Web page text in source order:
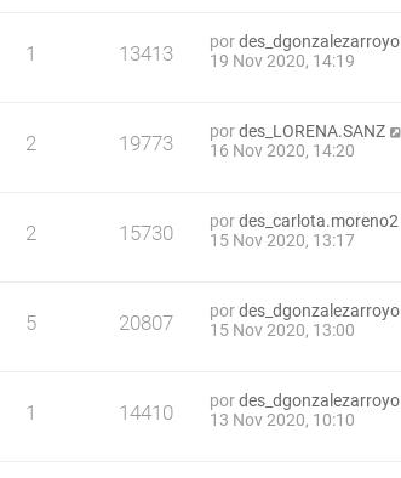
1 13413 pordes_dgonzalezarroyo
19 Nov 2020, 14:19
2 19773 pordes_LORENA.SANZ
16 Nov 2020, 14:20
2 15730 pordes_carlota.moreno2
15 Nov 2020, 13:17
5 20807 pordes_dgonzalezarroyo
15 Nov 2020, 13:00
1 14410 pordes_dgonzalezarroyo
13 Nov 2020, 10:10